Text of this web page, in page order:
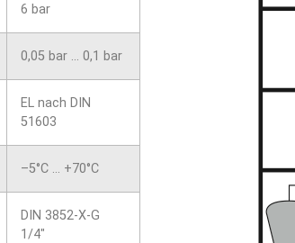
6 bar
0,05 bar … 0,1 bar
EL nach DIN
51603
–5°C … +70°C
DIN 3852-X-G
1/4″